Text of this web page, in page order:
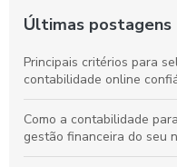
Últimas postagens
Principais critérios para
contabilidade online
Como a contabilidade
gestão financeira do seu